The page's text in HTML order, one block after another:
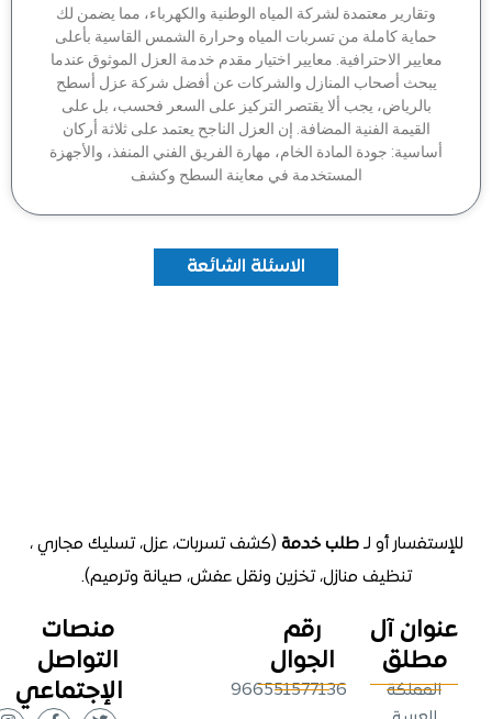
وتقارير معتمدة لشركة المياه الوطنية والكهرباء، مما يضمن لك
حماية كاملة من تسربات المياه وحرارة الشمس القاسية بأعلى
الاحترافية. معايير اختيار مقدم خدمة العزل الموثوق عندما
يبحث أصحاب المنازل والشركات عن أفضل شركة عزل أسطح
بالرياض، يجب ألا يقتصر التركيز على السعر فحسب، بل على
القيمة الفنية المضافة. إن العزل الناجح يعتمد على ثلاثة أركان
جودة المادة الخام، مهارة الفريق الفني المنفذ، والأجهزة
المستخدمة في معاينة السطح وكشف
الاسئلة الشائعة
أو لـطلب خدمة(كشف تسربات، عزل، تسليك مجاري ،
تنظيف منازل، تخزين ونقل عفش، صيانة وترميم).
آل
رقم
الجوال
966551577136
منصات
التواصل
الإجتماعي